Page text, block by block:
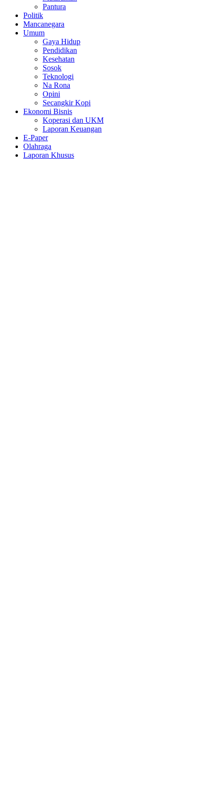
Pantura
Politik
Mancanegara
Umum
Gaya Hidup
Pendidikan
Kesehatan
Sosok
Teknologi
Na Rona
Opini
Secangkir Kopi
Ekonomi Bisnis
Koperasi dan UKM
Laporan Keuangan
E-Paper
Olahraga
Laporan Khusus